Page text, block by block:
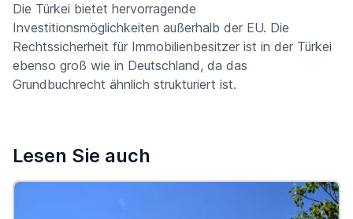
Die Türkei bietet hervorragende
Investitionsmöglichkeiten außerhalb der EU. Die
Rechtssicherheit für Immobilienbesitzer ist in der Türkei
ebenso groß wie in Deutschland, da das
Grundbuchrecht ähnlich strukturiert ist.
Lesen Sie auch